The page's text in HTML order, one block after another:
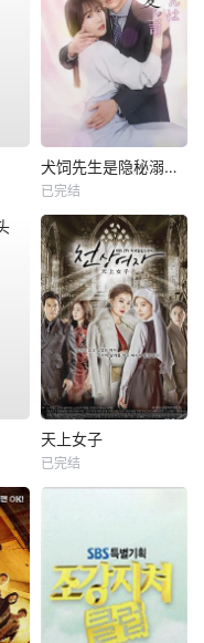
犬饲先生是隐秘溺爱上司
已完结
天上女子
已完结